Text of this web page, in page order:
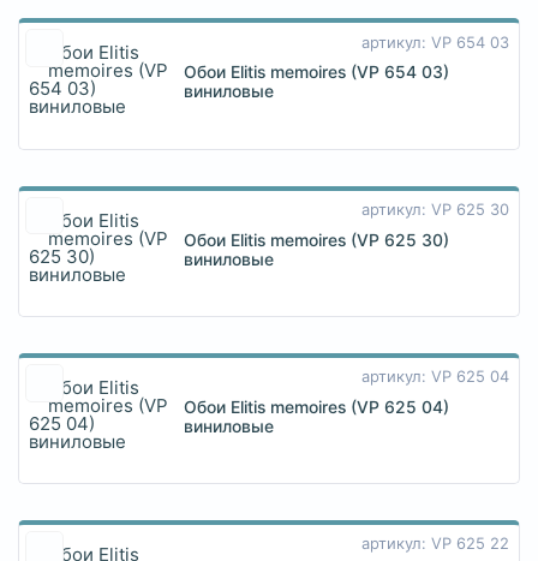
артикул: VP 654 03
Обои Elitis memoires (VP 654 03)
виниловые
артикул: VP 625 30
Обои Elitis memoires (VP 625 30)
виниловые
артикул: VP 625 04
Обои Elitis memoires (VP 625 04)
виниловые
артикул: VP 625 22